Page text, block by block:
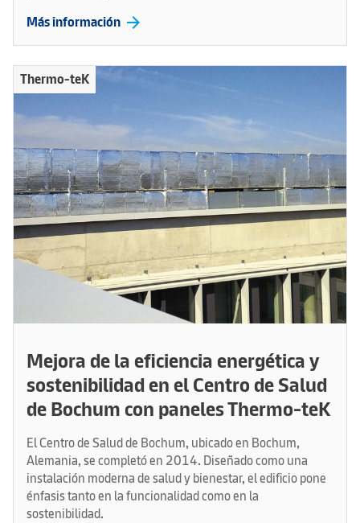
Más información arrow_forward
Thermo-teK
Mejora de la eficiencia energética y
sostenibilidad en el Centro de Salud
de Bochum con paneles Thermo-teK
El Centro de Salud de Bochum, ubicado en Bochum,
Alemania, se completó en 2014. Diseñado como una
instalación moderna de salud y bienestar, el edificio pone
énfasis tanto en la funcionalidad como en la
sostenibilidad.